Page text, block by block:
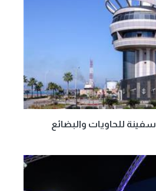
ميناء دمياط يتداول 16 سفينة للحاويات والبضائع